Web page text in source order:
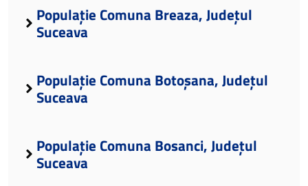
Populație Comuna Breaza, Județul
Suceava
Populație Comuna Botoșana, Județul
Suceava
Populație Comuna Bosanci, Județul
Suceava